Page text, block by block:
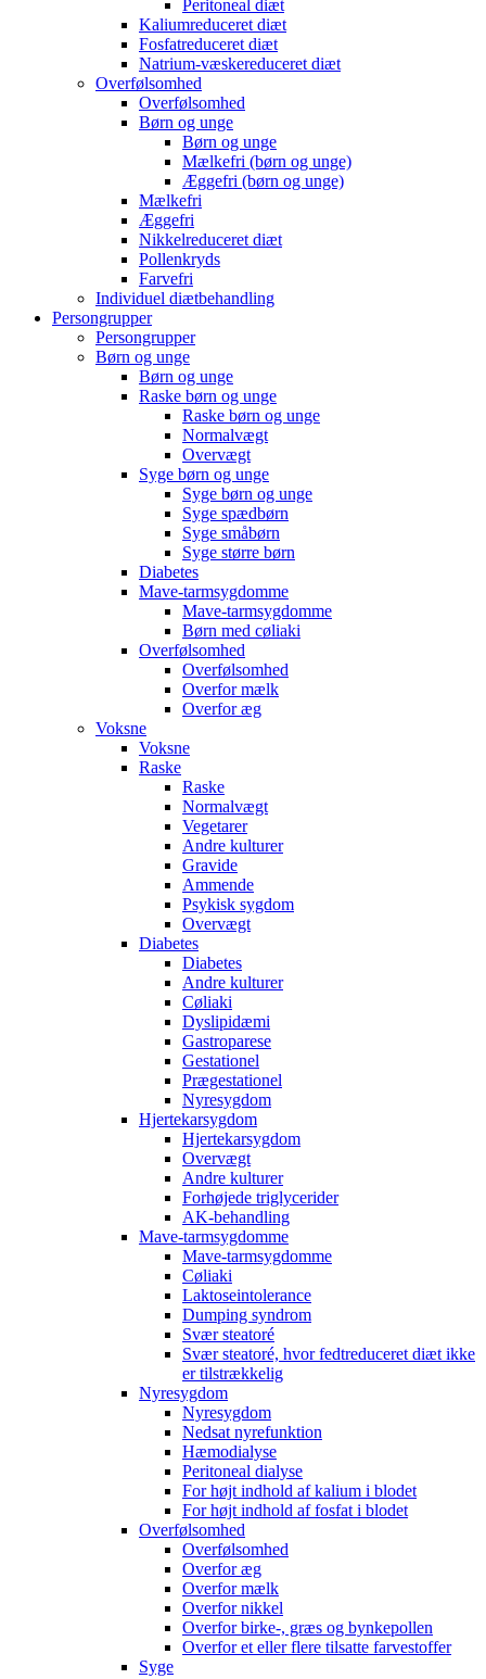
Peritoneal diæt
Kaliumreduceret diæt
Fosfatreduceret diæt
Natrium-væskereduceret diæt
Overfølsomhed
Overfølsomhed
Børn og unge
Børn og unge
Mælkefri (børn og unge)
Æggefri (børn og unge)
Mælkefri
Æggefri
Nikkelreduceret diæt
Pollenkryds
Farvefri
Individuel diætbehandling
Persongrupper
Persongrupper
Børn og unge
Børn og unge
Raske børn og unge
Raske børn og unge
Normalvægt
Overvægt
Syge børn og unge
Syge børn og unge
Syge spædbørn
Syge småbørn
Syge større børn
Diabetes
Mave-tarmsygdomme
Mave-tarmsygdomme
Børn med cøliaki
Overfølsomhed
Overfølsomhed
Overfor mælk
Overfor æg
Voksne
Voksne
Raske
Raske
Normalvægt
Vegetarer
Andre kulturer
Gravide
Ammende
Psykisk sygdom
Overvægt
Diabetes
Diabetes
Andre kulturer
Cøliaki
Dyslipidæmi
Gastroparese
Gestationel
Prægestationel
Nyresygdom
Hjertekarsygdom
Hjertekarsygdom
Overvægt
Andre kulturer
Forhøjede triglycerider
AK-behandling
Mave-tarmsygdomme
Mave-tarmsygdomme
Cøliaki
Laktoseintolerance
Dumping syndrom
Svær steatoré
Svær steatoré, hvor fedtreduceret diæt ikke
er tilstrækkelig
Nyresygdom
Nyresygdom
Nedsat nyrefunktion
Hæmodialyse
Peritoneal dialyse
For højt indhold af kalium i blodet
For højt indhold af fosfat i blodet
Overfølsomhed
Overfølsomhed
Overfor æg
Overfor mælk
Overfor nikkel
Overfor birke-, græs og bynkepollen
Overfor et eller flere tilsatte farvestoffer
Syge